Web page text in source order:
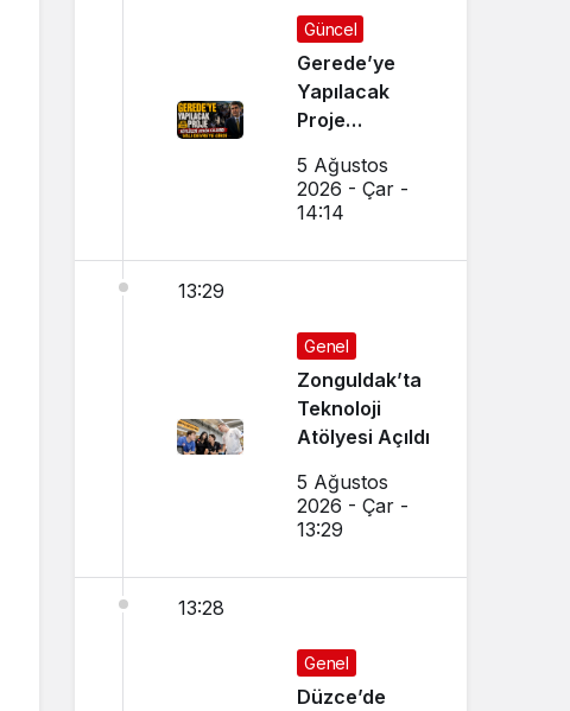
Güncel
Gerede’ye
Yapılacak
Proje
Ayağa
Kaldırdı:
Vali Devreye
5 Ağustos
2026 - Çar -
14:14
13:29
Genel
Zonguldak’ta
Teknoloji
Atölyesi Açıldı
5 Ağustos
2026 - Çar -
13:29
13:28
Genel
Düzce’de